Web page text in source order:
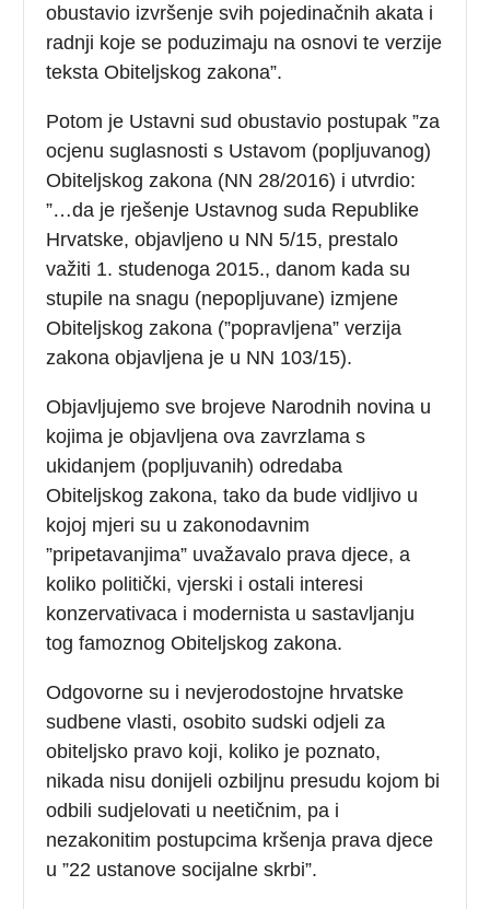
obustavio izvršenje svih pojedinačnih akata i
radnji koje se poduzimaju na osnovi te verzije
teksta Obiteljskog zakona”.
Potom je Ustavni sud obustavio postupak ”za
ocjenu suglasnosti s Ustavom (popljuvanog)
Obiteljskog zakona (NN 28/2016) i utvrdio:
”…da je rješenje Ustavnog suda Republike
Hrvatske, objavljeno u NN 5/15, prestalo
važiti 1. studenoga 2015., danom kada su
stupile na snagu (nepopljuvane) izmjene
Obiteljskog zakona (”popravljena” verzija
zakona objavljena je u NN 103/15).
Objavljujemo sve brojeve Narodnih novina u
kojima je objavljena ova zavrzlama s
ukidanjem (popljuvanih) odredaba
Obiteljskog zakona, tako da bude vidljivo u
kojoj mjeri su u zakonodavnim
”pripetavanjima” uvažavalo prava djece, a
koliko politički, vjerski i ostali interesi
konzervativaca i modernista u sastavljanju
tog famoznog Obiteljskog zakona.
Odgovorne su i nevjerodostojne hrvatske
sudbene vlasti, osobito sudski odjeli za
obiteljsko pravo koji, koliko je poznato,
nikada nisu donijeli ozbiljnu presudu kojom bi
odbili sudjelovati u neetičnim, pa i
nezakonitim postupcima kršenja prava djece
u ”22 ustanove socijalne skrbi”.